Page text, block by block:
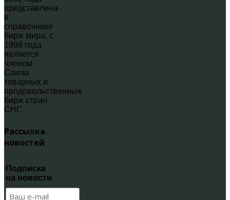
представлена
в
справочнике
бирж мира, с
1998 года
является
членом
Союза
товарных и
продовольственных
бирж стран
СНГ.
Рассылка
новостей
Подписка
на новости